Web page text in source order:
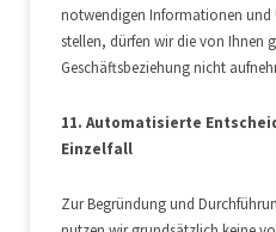
notwendigen Informationen und
stellen, dürfen wir die von Ihnen
Geschäftsbeziehung nicht
11. Automatisierte
Einzelfall
Zur Begründung und